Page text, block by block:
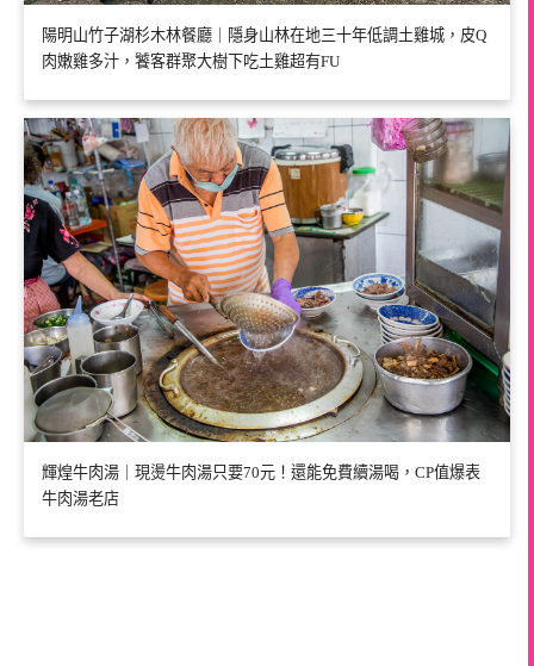
陽明山竹子湖杉木林餐廳｜隱身山林在地三十年低調土雞城，皮Q
肉嫩雞多汁，饕客群聚大樹下吃土雞超有FU
輝煌牛肉湯｜現燙牛肉湯只要70元！還能免費續湯喝，CP值爆表
牛肉湯老店